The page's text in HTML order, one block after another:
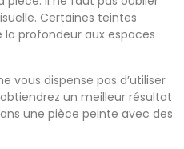
Certaines teintes
profondeur aux espaces
vous dispense pas d’utiliser
un meilleur résultat
une pièce peinte avec des